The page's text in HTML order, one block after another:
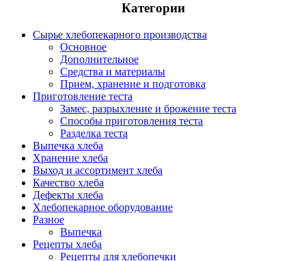
Категории
Сырье хлебопекарного производства
Основное
Дополнительное
Средства и материалы
Прием, хранение и подготовка
Приготовление теста
Замес, разрыхление и брожение теста
Способы приготовления теста
Разделка теста
Выпечка хлеба
Хранение хлеба
Выход и ассортимент хлеба
Качество хлеба
Дефекты хлеба
Хлебопекарное оборудование
Разное
Выпечка
Рецепты хлеба
Рецепты для хлебопечки